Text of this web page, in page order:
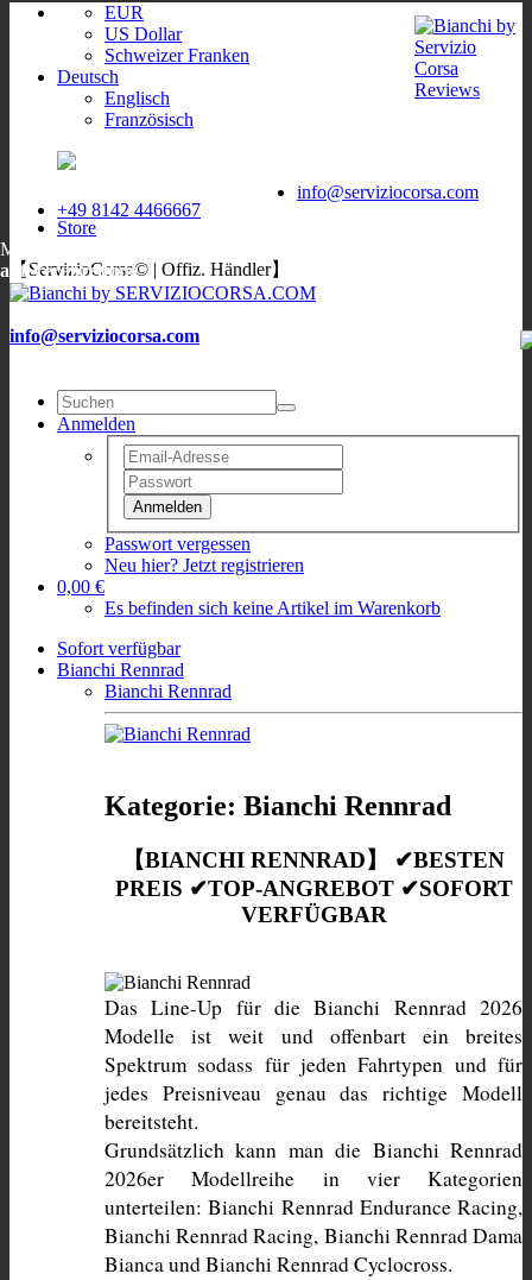
EUR
US Dollar
Schweizer Franken
Deutsch
Englisch
Französisch
info@serviziocorsa.com
+49 8142 4466667
Store
Mo, Di, Do, Fr:
auf Verabredung
【ServizioCorsa© | Offiz. Händler】
info@serviziocorsa.com
Anmelden
Anmelden
Passwort vergessen
Neu hier? Jetzt registrieren
0,00 €
Es befinden sich keine Artikel im Warenkorb
Sofort verfügbar
Bianchi Rennrad
Bianchi Rennrad
Kategorie: Bianchi Rennrad
【BIANCHI RENNRAD】 ✔BESTEN
PREIS ✔TOP-ANGREBOT ✔SOFORT
VERFÜGBAR
Das Line-Up für die Bianchi Rennrad 2026
Modelle ist weit und offenbart ein breites
Spektrum sodass für jeden Fahrtypen und für
jedes Preisniveau genau das richtige Modell
bereitsteht.
Grundsätzlich kann man die Bianchi Rennrad
2026er Modellreihe in vier Kategorien
unterteilen: Bianchi Rennrad Endurance Racing,
Bianchi Rennrad Racing, Bianchi Rennrad Dama
Bianca und Bianchi Rennrad Cyclocross.